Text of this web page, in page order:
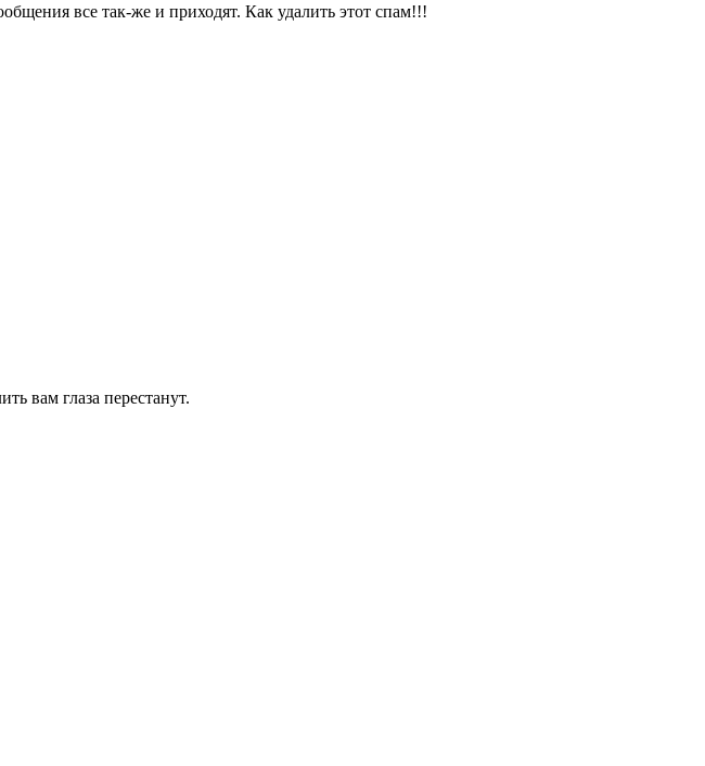
все так-же и приходят. Как удалить этот спам!!!
вам глаза перестанут.